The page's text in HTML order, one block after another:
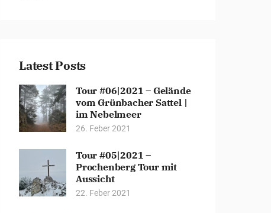
Latest Posts
Tour #06|2021 – Gelände
vom Grünbacher Sattel |
im Nebelmeer
26. Feber 2021
Tour #05|2021 –
Prochenberg Tour mit
Aussicht
22. Feber 2021